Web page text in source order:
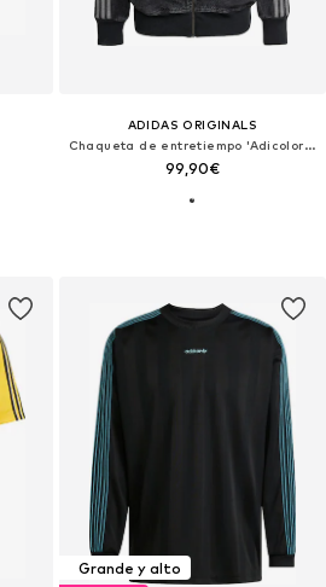
ADIDAS ORIGINALS
Chaqueta de entretiempo 'Adicolor Firebird'
99,90€
Grande y alto